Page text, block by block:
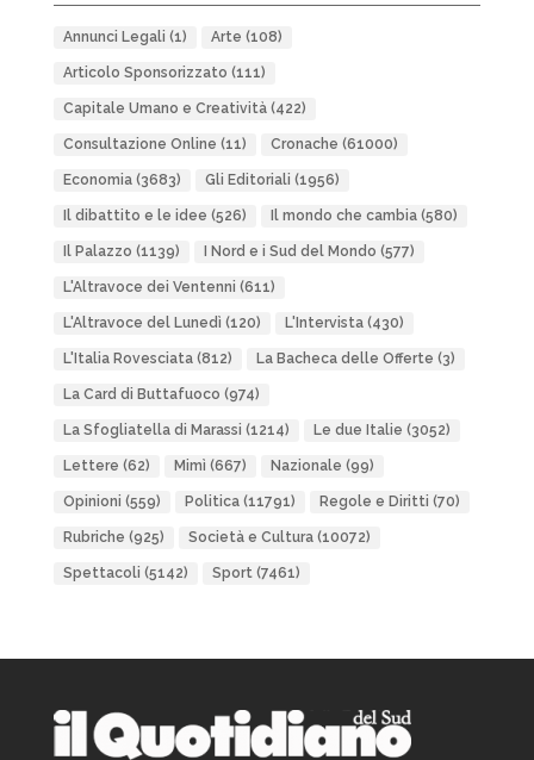
Annunci Legali (1) Arte (108)
Articolo Sponsorizzato (111)
Capitale Umano e Creatività(422)
Consultazione Online (11) Cronache (61000)
Economia(3683) Gli Editoriali (1956)
Il dibattito e le idee (526) Il mondo che cambia(580)
Il Palazzo (1139) I Nord e i Sud del Mondo (577)
L'Altravoce dei Ventenni (611)
L'Altravoce del Lunedì (120) L'Intervista(430)
L'Italia Rovesciata(812) La Bacheca delle Offerte (3)
La Card di Buttafuoco (974)
La Sfogliatella di Marassi (1214) Le due Italie (3052)
Lettere (62) Mimì (667) Nazionale (99)
Opinioni (559) Politica(11791) Regole e Diritti (70)
Rubriche (925) Società e Cultura(10072)
Spettacoli (5142) Sport(7461)